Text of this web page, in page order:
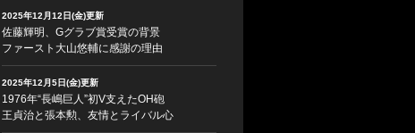
2025年12月12日(金)更新
佐藤輝明、Gグラブ賞受賞の背景
ファースト大山悠輔に感謝の理由
2025年12月5日(金)更新
1976年“長嶋巨人”初V支えたOH砲
王貞治と張本勲、友情とライバル心